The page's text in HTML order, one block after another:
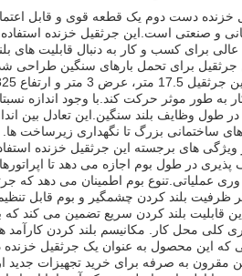
خزنده دست دوم یک قطعه قوی و قابل
و صنعتی است.این جرثقیل خزنده
جرثقیل برای تحمل بارهای سنگین طراحی
در طول وظایف بلند سنگین.این تعادل بین
ساختمانی بزرگ تا نگهداری زیرساخت ها.
پذیری در طول بوم اجازه می دهد تا
وری عملیاتی.تنوع بوم اطمینان می دهد که
قابلیت بلند کردن سریع تضمین می کند
کلی محل کار. مکانیسم بلند کردن
که این محصول به عنوان یک جرثقیل
مقرون به صرفه برای خرید تجهیزات